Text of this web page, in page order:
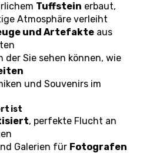
Tuffstein erbaut,
Atmosphäre verleiht
und Artefakte aus
Aktive Werkstatt, in der Sie sehen können, wie
und Souvenirs im
ist
, perfekte Flucht an
Galerien für Fotografen